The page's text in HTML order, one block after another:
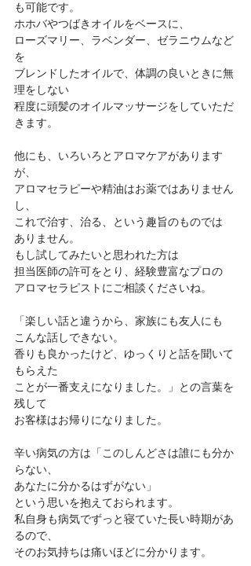
も可能です。
ホホバやつばきオイルをベースに、
ローズマリー、ラベンダー、ゼラニウムなど
を
ブレンドしたオイルで、体調の良いときに無
理をしない
程度に頭髪のオイルマッサージをしていただ
きます。
他にも、いろいろとアロマケアがあります
が、
アロマセラピーや精油はお薬ではありません
し、
これで治す、治る、という趣旨のものでは
ありません。
もし試してみたいと思われた方は
担当医師の許可をとり、経験豊富なプロの
アロマセラピストにご相談くださいね。
「楽しい話と違うから、家族にも友人にも
こんな話しできない。
香りも良かったけど、ゆっくりと話を聞いて
もらえた
ことが一番支えになりました。」との言葉を
残して
お客様はお帰りになりました。
辛い病気の方は「このしんどさは誰にも分か
らない、
あなたに分かるはずがない」
という思いを抱えておられます。
私自身も病気でずっと寝ていた長い時期があ
るので、
そのお気持ちは痛いほどに分かります。